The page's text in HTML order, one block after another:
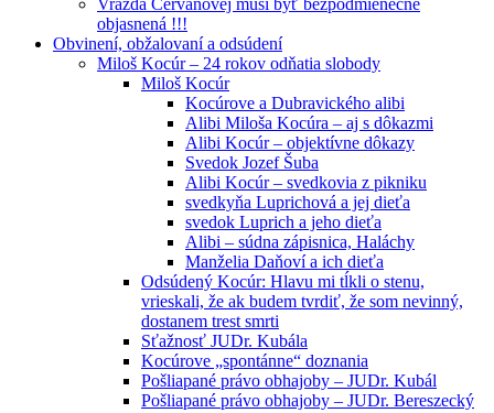
objasnená !!!
Obvinení, obžalovaní a odsúdení
Miloš Kocúr – 24 rokov odňatia slobody
Miloš Kocúr
Kocúrove a Dubravického alibi
Alibi Miloša Kocúra – aj s dôkazmi
Alibi Kocúr – objektívne dôkazy
Svedok Jozef Šuba
Alibi Kocúr – svedkovia z pikniku
svedkyňa Luprichová a jej dieťa
svedok Luprich a jeho dieťa
Alibi – súdna zápisnica, Haláchy
Manželia Daňoví a ich dieťa
Odsúdený Kocúr: Hlavu mi tĺkli o stenu,
vrieskali, že ak budem tvrdiť, že som nevinný,
dostanem trest smrti
Sťažnosť JUDr. Kubála
Kocúrove „spontánne“ doznania
Pošliapané právo obhajoby – JUDr. Kubál
Pošliapané právo obhajoby – JUDr. Bereszecký